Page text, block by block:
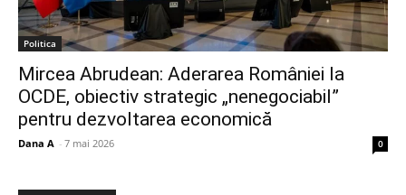
Politica
Mircea Abrudean: Aderarea României la
OCDE, obiectiv strategic „nenegociabil”
pentru dezvoltarea economică
Dana A - 7 mai 2026 0